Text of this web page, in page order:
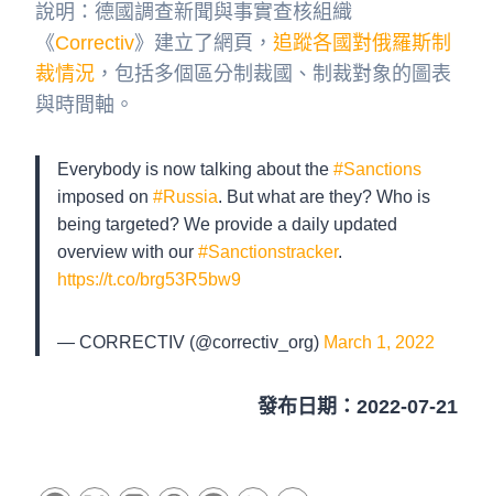
說明：德國調查新聞與事實查核組織
《Correctiv》建立了網頁， 追蹤各國對俄羅斯制
裁情況 ，包括多個區分制裁國、制裁對象的圖表
與時間軸。
Everybody is now talking about the #Sanctions
imposed on #Russia. But what are they? Who is
being targeted? We provide a daily updated
overview with our #Sanctionstracker.
https://t.co/brg53R5bw9
— CORRECTIV (@correctiv_org) March 1, 2022
發布日期：2022-07-21